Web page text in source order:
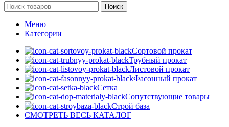
Поиск
Меню
Категории
Сортовой прокат
Трубный прокат
Листовой прокат
Фасонный прокат
Сетка
Сопутствующие товары
Строй база
СМОТРЕТЬ ВЕСЬ КАТАЛОГ